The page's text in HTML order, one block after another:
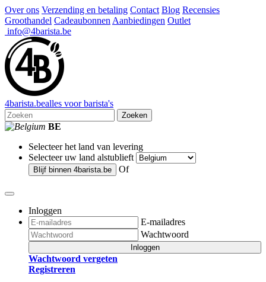
Over ons Verzending en betaling Contact Blog Recensies
Groothandel Cadeaubonnen Aanbiedingen Outlet
info@4barista.be
4barista.bealles voor barista's
Zoeken
BE
Selecteer het land van levering
Selecteer uw land alstublieft
Blijf binnen 4barista.be Of
Inloggen
E-mailadres
Wachtwoord
Inloggen
Wachtwoord vergeten
Registreren